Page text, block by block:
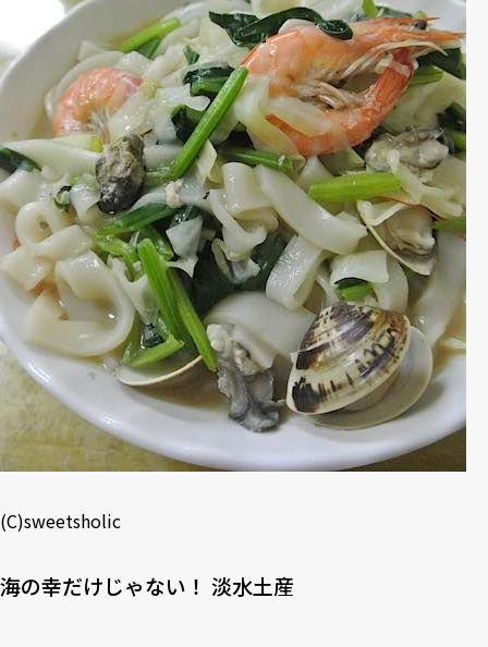
(C)sweetsholic
海の幸だけじゃない！ 淡水土産